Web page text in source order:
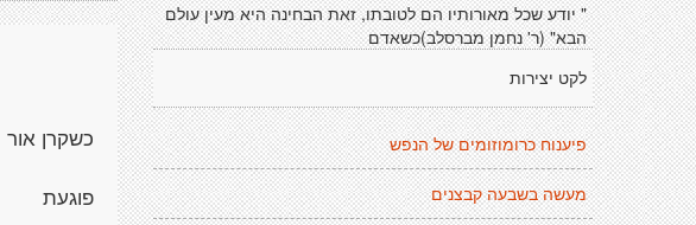
כשקרן אור
פוגעת
" יודע שכל מאורותיו הם לטובתו, זאת הבחינה היא מעין עולם
הבא" (ר' נחמן מברסלב)כשאדם
לקט יצירות
פיענוח כרומוזומים של הנפש
מעשה בשבעה קבצנים